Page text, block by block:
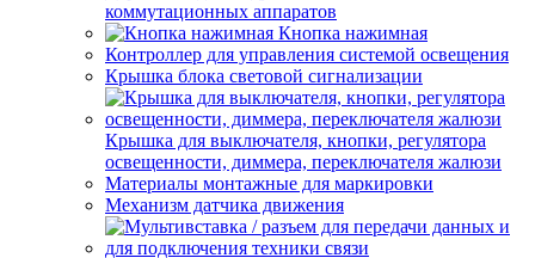
коммутационных аппаратов
Кнопка нажимная
Контроллер для управления системой освещения
Крышка блока световой сигнализации
Крышка для выключателя, кнопки, регулятора
освещенности, диммера, переключателя жалюзи
Материалы монтажные для маркировки
Механизм датчика движения